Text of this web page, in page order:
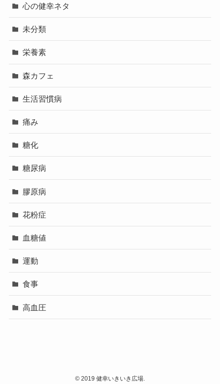
心の健幸ネタ
未分類
栄養素
森カフェ
生活習慣病
痛み
糖化
糖尿病
膠原病
花粉症
血糖値
運動
食事
高血圧
© 2019 健幸いきいき広場.